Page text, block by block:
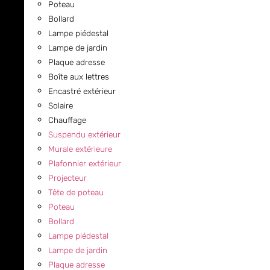
Poteau
Bollard
Lampe piédestal
Lampe de jardin
Plaque adresse
Boîte aux lettres
Encastré extérieur
Solaire
Chauffage
Suspendu extérieur
Murale extérieure
Plafonnier extérieur
Projecteur
Tête de poteau
Poteau
Bollard
Lampe piédestal
Lampe de jardin
Plaque adresse